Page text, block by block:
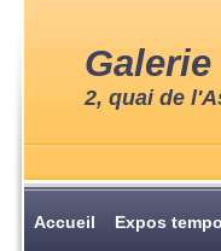
2, quai de
Accueil Expos